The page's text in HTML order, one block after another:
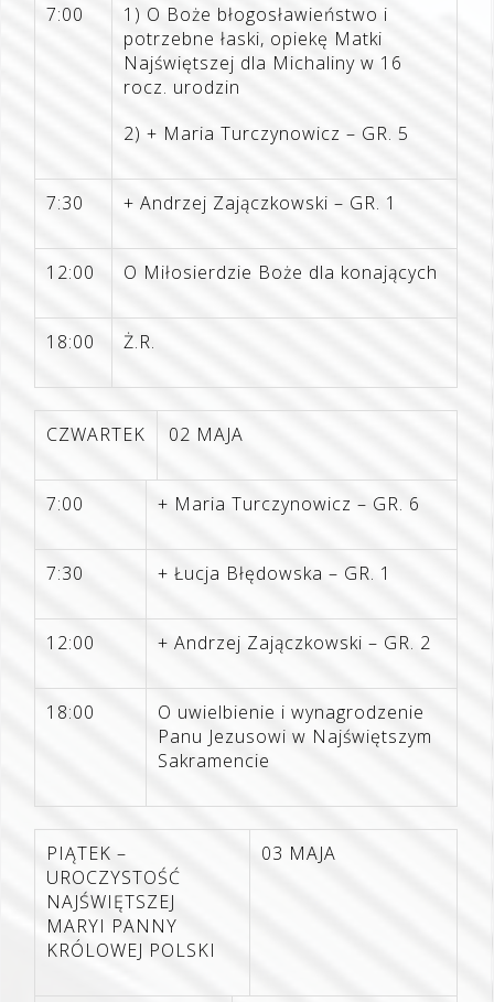
7:00
1) O Boże błogosławieństwo i
potrzebne łaski, opiekę Matki
Najświętszej dla Michaliny w 16
rocz. urodzin
2) + Maria Turczynowicz – GR. 5
7:30 + Andrzej Zajączkowski – GR. 1
12:00 O Miłosierdzie Boże dla konających
18:00 Ż.R.
CZWARTEK 02 MAJA
7:00 + Maria Turczynowicz – GR. 6
7:30 + Łucja Błędowska – GR. 1
12:00 + Andrzej Zajączkowski – GR. 2
18:00
O uwielbienie i wynagrodzenie
Panu Jezusowi w Najświętszym
Sakramencie
PIĄTEK –
UROCZYSTOŚĆ
NAJŚWIĘTSZEJ
MARYI PANNY
KRÓLOWEJ POLSKI
03 MAJA